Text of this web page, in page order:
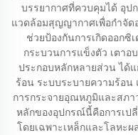
บรรยากาศที่ควบคุมได้ อุ
แวดล้อมสุญญากาศเพื่อกำจัด
ช่วยป้องกันการเกิดออกซิ
กระบวนการแข็งตัว เตา
ประกอบหลักหลายส่วน ได้
ร้อน ระบบระบายความร้อ
การกระจายอุณหภูมิและสภ
หลักของอุปกรณ์นี้คือการเป
โดยเฉพาะเหล็กและโลหะ